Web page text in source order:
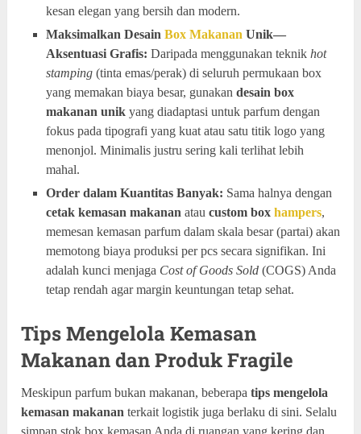
kesan elegan yang bersih dan modern.
Maksimalkan Desain Box MakananUnik—
Aksentuasi Grafis: Daripada menggunakan teknik hot
stamping(tinta emas/perak) di seluruh permukaan box
yang memakan biaya besar, gunakan desain box
makanan unikyang diadaptasi untuk parfum dengan
fokus pada tipografi yang kuat atau satu titik logo yang
menonjol. Minimalis justru sering kali terlihat lebih
mahal.
Order dalam Kuantitas Banyak: Sama halnya dengan
cetak kemasan makananatau custom box hampers,
memesan kemasan parfum dalam skala besar (partai) akan
memotong biaya produksi per pcs secara signifikan. Ini
adalah kunci menjaga Cost of Goods Sold(COGS) Anda
tetap rendah agar margin keuntungan tetap sehat.
Tips Mengelola Kemasan
Makanan dan Produk Fragile
Meskipun parfum bukan makanan, beberapatips mengelola
kemasan makanan terkait logistik juga berlaku di sini. Selalu
simpan stok box kemasan Anda di ruangan yang kering dan